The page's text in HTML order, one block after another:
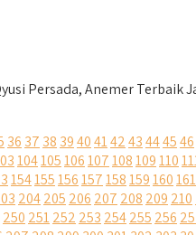
Persada, Anemer Terbaik
36 37 38 3940414243444546
104105106107108109110
154155156157158159160161
204205 206 207 208 209 210
250 251252 253 254255 256